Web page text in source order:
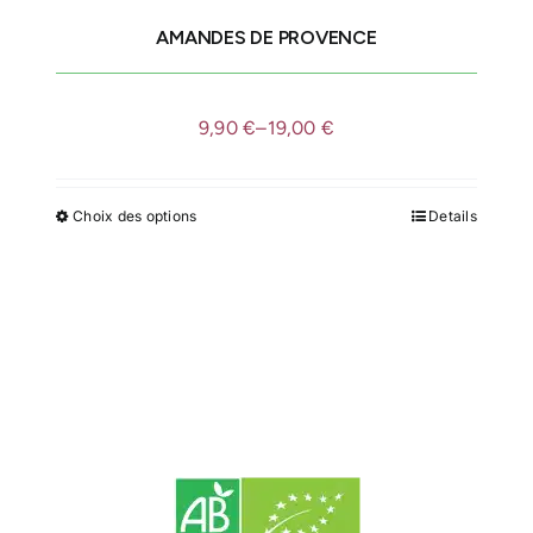
IDÉES CADEAUX
AMANDES DE PROVENCE
9,90 €–19,00 €
Choix des optionsCe
être
choisies
Details